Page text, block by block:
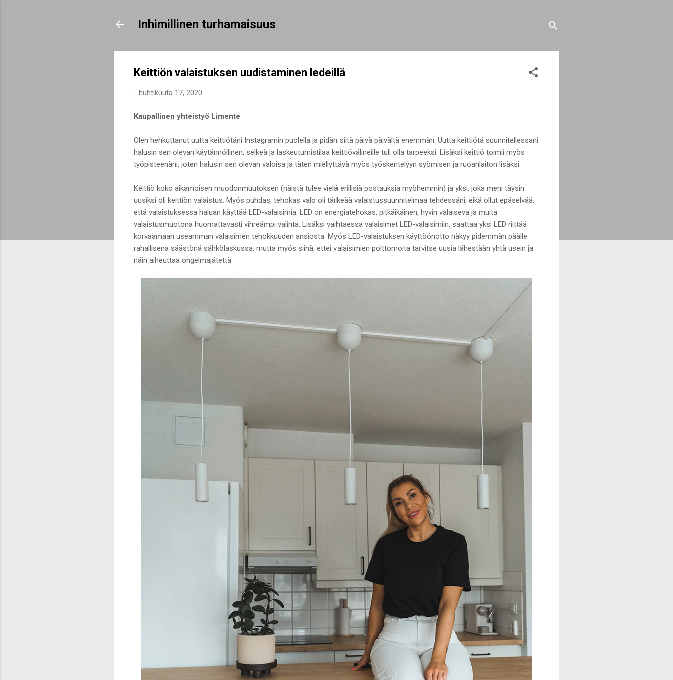
Inhimillinen turhamaisuus
Keittiön valaistuksen uudistaminen ledeillä
- huhtikuuta 17, 2020
Kaupallinen yhteistyö Limente
Olen hehkuttanut uutta keittiötäni Instagramin puolella ja pidän siitä päivä päivältä enemmän. Uutta keittiötä suunnitellessani
halusin sen olevan käytännöllinen, selkeä ja laskeutumistilaa keittiövälineille tuli olla tarpeeksi. Lisäksi keittiö toimii myös
työpisteenäni, joten halusin sen olevan valoisa ja täten miellyttävä myös työskentelyyn syömisen ja ruoanlaiton lisäksi.
Keittiö koko aikamoisen muodonmuutoksen (näistä tulee vielä erillisiä postauksia myöhemmin) ja yksi, joka meni täysin
uusiksi oli keittiön valaistus. Myös puhdas, tehokas valo oli tärkeää valaistussuunnitelmaa tehdessäni, eikä ollut epäselvää,
että valaistuksessa haluan käyttää LED-valaisimia. LED on energiatehokas, pitkäikäinen, hyvin valaiseva ja muita
valaistusmuotona huomattavasti vihreämpi valinta. Lisäksi vaihtaessa valaisimet LED-valaisimiin, saattaa yksi LED riittää
korvaamaan useamman valaisimen tehokkuuden ansiosta. Myös LED-valaistuksen käyttöönotto näkyy pidemmän päälle
rahallisena säästönä sähkölaskussa, mutta myös siinä, ettei valaisimien polttomoita tarvitse uusia lähestään yhtä usein ja
näin aiheuttaa ongelmajätettä.